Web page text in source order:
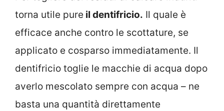
torna utile pure il dentifricio. Il quale è
efficace anche contro le scottature, se
applicato e cosparso immediatamente. Il
dentifricio toglie le macchie di acqua dopo
averlo mescolato sempre con acqua – ne
basta una quantità direttamente